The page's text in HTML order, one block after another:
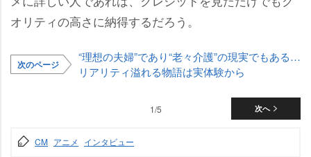
オリティの高さに納得するだろう。
次のページ
“理想の夫婦”であり“老々介護”の現実でもある…
リアリティ溢れる物語は実体験から
次へ
1/5
CM アニメ インタビュー